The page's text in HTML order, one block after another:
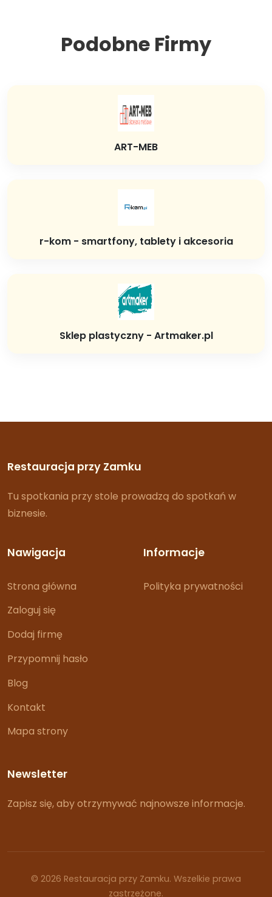
Podobne Firmy
ART-MEB
r-kom - smartfony, tablety i akcesoria
Sklep plastyczny - Artmaker.pl
Restauracja przy Zamku
Tu spotkania przy stole prowadzą do spotkań w
biznesie.
Nawigacja
Strona główna
Zaloguj się
Dodaj firmę
Przypomnij hasło
Blog
Kontakt
Mapa strony
Informacje
Polityka prywatności
Newsletter
Zapisz się, aby otrzymywać najnowsze informacje.
© 2026 Restauracja przy Zamku. Wszelkie prawa
zastrzeżone.